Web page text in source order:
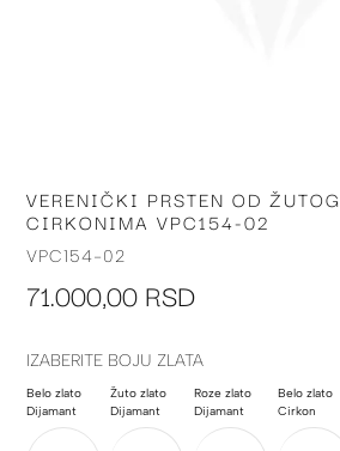
Skip
to
the
of
gallery
VERENIČKI PRSTEN OD
CIRKONIMA VPC154-02
VPC154-02
71.000,00 RSD
IZABERITE BOJU ZLATA
Belo zlato
Dijamant
Žuto zlato
Dijamant
Roze zlato
Dijamant
Belo zlato
Cirkon